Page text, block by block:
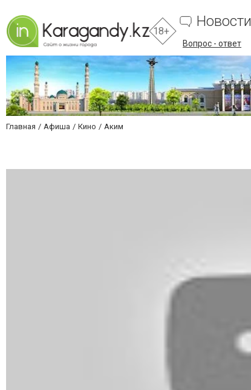
18+
Новости
Вопрос - ответ
Главная Афиша Кино Аким